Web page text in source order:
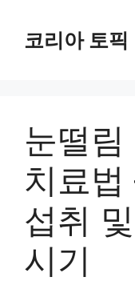
코리아 토픽
눈떨
치료법
섭취
시기